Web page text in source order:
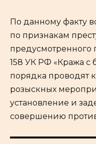
По данному факту
по признакам
предусмотренного
158 УК РФ «Кража с
порядка проводят
розыскных
установление и
совершению